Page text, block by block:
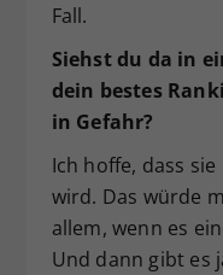
Fall.
Siehst du da in
dein bestes
in Gefahr?
Ich hoffe, dass
wird. Das würde
allem, wenn es
Und dann gibt es